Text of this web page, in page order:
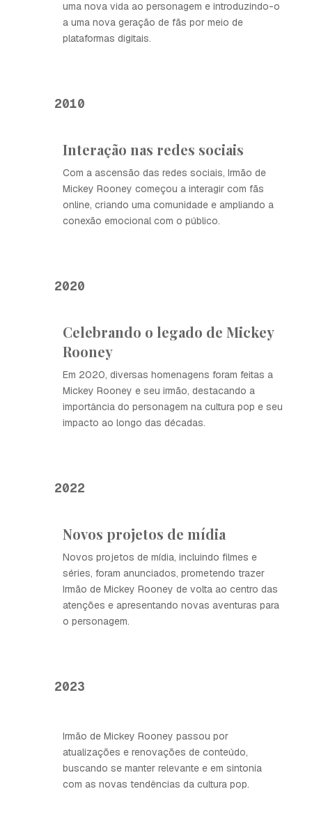
uma nova vida ao personagem e introduzindo-o
a uma nova geração de fãs por meio de
plataformas digitais.
2010
Interação nas redes sociais
Com a ascensão das redes sociais, Irmão de
Mickey Rooney começou a interagir com fãs
online, criando uma comunidade e ampliando a
conexão emocional com o público.
2020
Celebrando o legado de Mickey
Rooney
Em 2020, diversas homenagens foram feitas a
Mickey Rooney e seu irmão, destacando a
importância do personagem na cultura pop e seu
impacto ao longo das décadas.
2022
Novos projetos de mídia
Novos projetos de mídia, incluindo filmes e
séries, foram anunciados, prometendo trazer
Irmão de Mickey Rooney de volta ao centro das
atenções e apresentando novas aventuras para
o personagem.
2023
Irmão de Mickey Rooney passou por
atualizações e renovações de conteúdo,
buscando se manter relevante e em sintonia
com as novas tendências da cultura pop.